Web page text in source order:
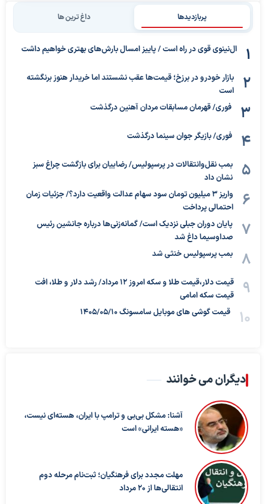
پربازدیدها داغ ترین ها
ال‌نینوی قوی در راه است / پاییز امسال بارش‌های بهتری خواهیم داشت
بازار خودرو در برزخ؛ قیمت‌ها عقب نشستند اما خریدار هنوز برنگشته
است
فوری/ قهرمان مسابقات مردان آهنین درگذشت
فوری/ بازیگر جوان سینما درگذشت
بمب نقل‌وانتقالات در پرسپولیس/ رضاییان برای بازگشت چراغ سبز
نشان داد
واریز ۳ میلیون تومان سود سهام عدالت واقعیت دارد؟/ جزئیات زمان
احتمالی پرداخت
پایان دوران جبلی نزدیک است/ گمانه‌زنی‌ها درباره جانشین رئیس
صداوسیما داغ شد
بمب پرسپولیس خنثی شد
قیمت دلار،قیمت طلا و سکه امروز ۱۲ مرداد/ رشد دلار و طلا، افت
قیمت سکه امامی
قیمت گوشی های موبایل سامسونگ 1405/05/10
دیگران می خوانند
آشنا: مشکل بی‌بی‌ و ترامپ با ایران، هسته‌ای نیست،
«هسته ایرانی» است
مهلت مجدد برای فرهنگیان؛ ثبت‌نام مرحله دوم
انتقالی‌ها از ۲۰ مرداد